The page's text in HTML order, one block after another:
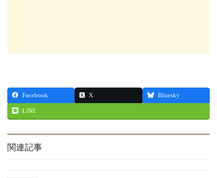
Facebook X Bluesky
LINE
関連記事